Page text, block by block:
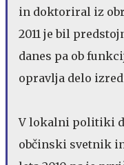
in doktoriral iz
2011 je bil
danes pa ob
opravlja delo
V lokalni politiki
občinski svetnik